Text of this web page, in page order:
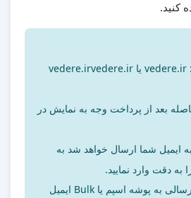
کنید.
بعد از پرداخت وجه به نمایش در
ایمیل شما ارسال خواهد شد به
به دقت وارد نمایید.
ممکن است ایمیل ارسالی به پوشه اسپم یا Bulk ایمیل